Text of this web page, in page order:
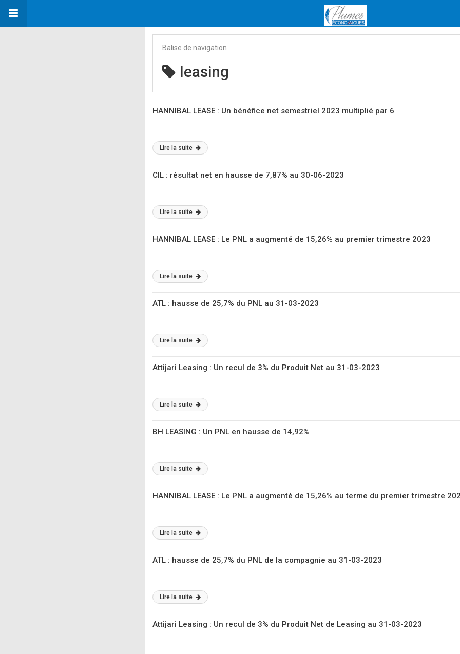
Balise de navigation
leasing
HANNIBAL LEASE : Un bénéfice net semestriel 2023 multiplié par 6
Lire la suite
CIL : résultat net en hausse de 7,87% au 30-06-2023
Lire la suite
HANNIBAL LEASE : Le PNL a augmenté de 15,26% au premier trimestre 2023
Lire la suite
ATL : hausse de 25,7% du PNL au 31-03-2023
Lire la suite
Attijari Leasing : Un recul de 3% du Produit Net au 31-03-2023
Lire la suite
BH LEASING : Un PNL en hausse de 14,92%
Lire la suite
HANNIBAL LEASE : Le PNL a augmenté de 15,26% au terme du premier trimestre
Lire la suite
ATL : hausse de 25,7% du PNL de la compagnie au 31-03-2023
Lire la suite
Attijari Leasing : Un recul de 3% du Produit Net de Leasing au 31-03-2023